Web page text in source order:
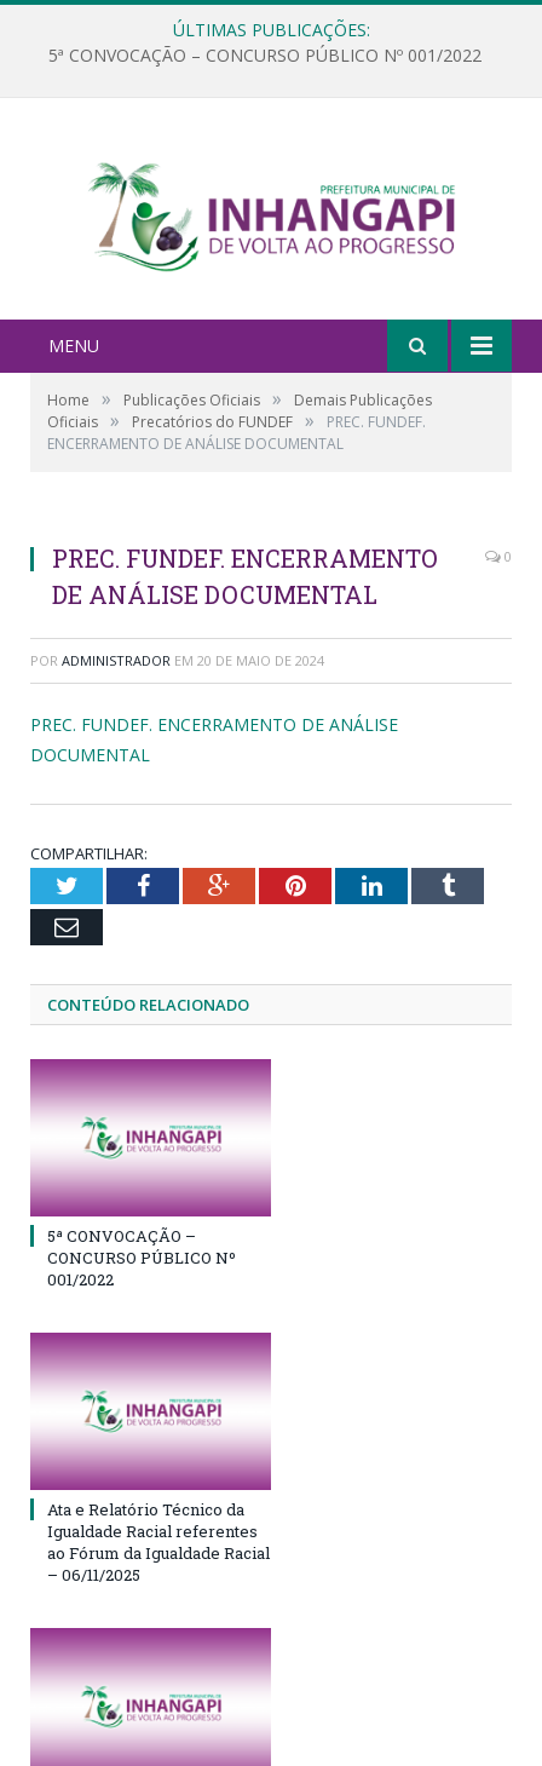
ÚLTIMAS PUBLICAÇÕES:
5ª CONVOCAÇÃO – CONCURSO PÚBLICO Nº 001/2022
MENU
Home » Publicações Oficiais »
Demais Publicações
Oficiais » Precatórios do FUNDEF »
PREC. FUNDEF.
ENCERRAMENTO DE ANÁLISE DOCUMENTAL
PREC. FUNDEF. ENCERRAMENTO
DE ANÁLISE DOCUMENTAL
0
POR ADMINISTRADOR EM 20 DE MAIO DE 2024
PREC. FUNDEF. ENCERRAMENTO DE ANÁLISE
DOCUMENTAL
COMPARTILHAR:
TwitterFacebookGoogle+PinterestLinkedInTumblr
Email
CONTEÚDO RELACIONADO
5ª CONVOCAÇÃO –
CONCURSO PÚBLICO Nº
001/2022
Ata e Relatório Técnico da
Igualdade Racial referentes
ao Fórum da Igualdade Racial
– 06/11/2025